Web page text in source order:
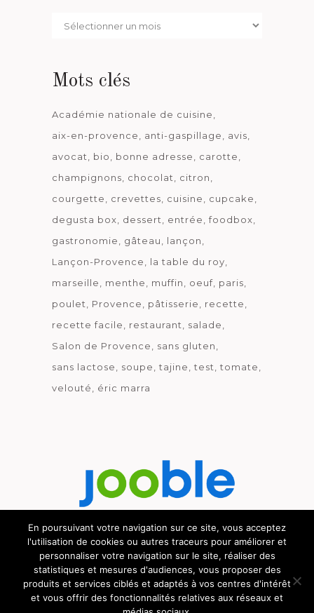
Par
Mots clés
Académie nationale de cuisine
aix-en-provence
anti-gaspillage
avis
avocat
bio bonne adresse
carotte
champignons
chocolat
citron
courgette
crevettes cuisine
cupcake
degusta box
dessert entrée
foodbox
gastronomie
gâteau
lançon
Lançon-Provence
la table du roy
marseille
menthe muffin oeuf paris
poulet
Provence pâtisserie
recette
recette facile
restaurant
salade
Salon de Provence
sans gluten
sans lactose
soupe tajine test
tomate
velouté
éric marra
Découvrez le métier de la cuisine.
En poursuivant votre navigation sur ce site, vous acceptez
l'utilisation de cookies ou autres traceurs pour améliorer et
personnaliser votre navigation sur le site, réaliser des
statistiques et mesures d'audiences, vous proposer des
produits et services ciblés et adaptés à vos centres d'intérêt
et vous offrir des fonctionnalités relatives aux réseaux et